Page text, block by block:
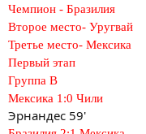
Чемпион - Бразилия
Второе место- Уругвай
Третье место- Мексика
Первый этап
Группа В
Мексика 1:0 Чили
Эрнандес 59'